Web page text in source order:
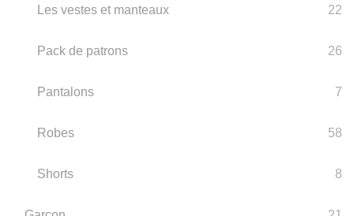
Les vestes et manteaux 22
Pack de patrons 26
Pantalons 7
Robes 58
Shorts 8